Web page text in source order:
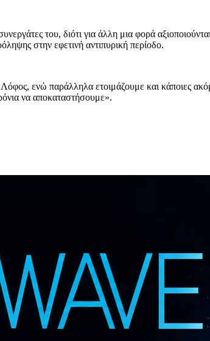
του, διότι για άλλη μια φορά
στην εφετινή αντιπυρική περίοδο.
ενώ παράλληλα ετοιμάζουμε και κάποιες
να αποκαταστήσουμε».